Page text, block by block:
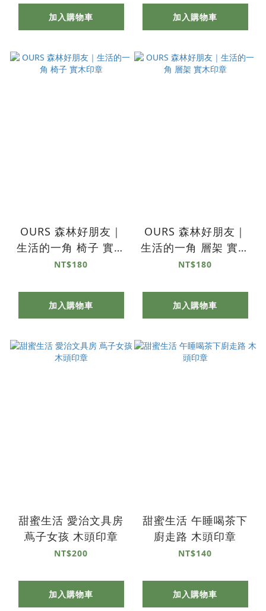
加入購物車 加入購物車
OURS 森林好朋友｜
生活的一角 椅子 實木
印章
NT$180
加入購物車
OURS 森林好朋友｜
生活的一角 層架 實木
印章
NT$180
加入購物車
甜蜜生活 愛治文具房
蔦子女孩 木頭印章
NT$200
加入購物車
甜蜜生活 午睡喝茶下
廚走路 木頭印章
NT$140
加入購物車